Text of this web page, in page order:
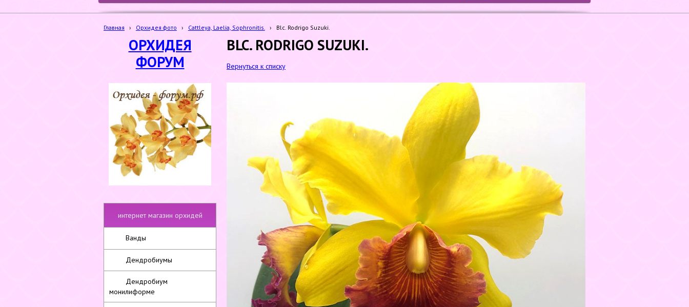
Главная › Орхидея фото › Cattleya, Laelia, Sophronitis. › Blc. Rodrigo Suzuki.
ОРХИДЕЯ
ФОРУМ
интернет магазин орхидей
Ванды
Дендробиумы
Дендробиум
монилиформе
BLC. RODRIGO SUZUKI.
Вернуться к списку